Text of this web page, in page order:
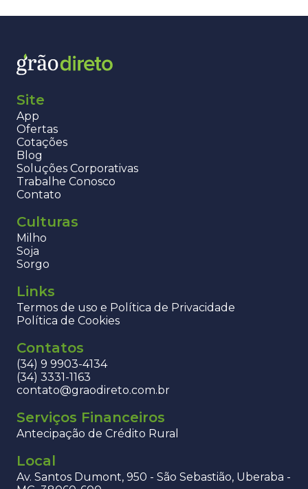
Site
App
Ofertas
Cotações
Blog
Soluções Corporativas
Trabalhe Conosco
Contato
Culturas
Milho
Soja
Sorgo
Links
Termos de uso e Política de Privacidade
Política de Cookies
Contatos
(34) 9 9903-4134
(34) 3331-1163
contato@graodireto.com.br
Serviços Financeiros
Antecipação de Crédito Rural
Local
Av. Santos Dumont, 950 - São Sebastião, Uberaba -